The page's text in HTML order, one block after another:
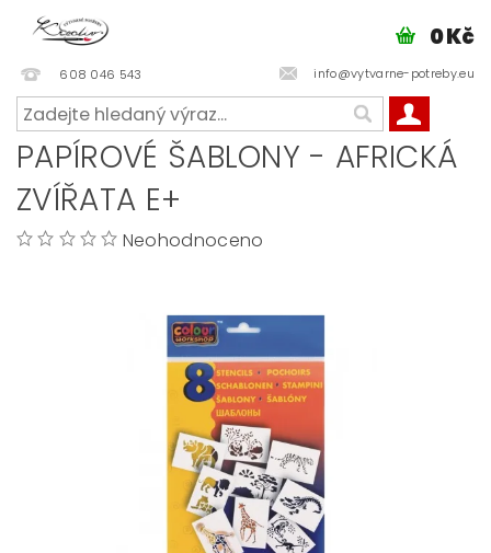
608 046 543 info@vytvarne-potreby.eu
0 Kč
PAPÍROVÉ ŠABLONY - AFRICKÁ
ZVÍŘATA E+
Neohodnoceno